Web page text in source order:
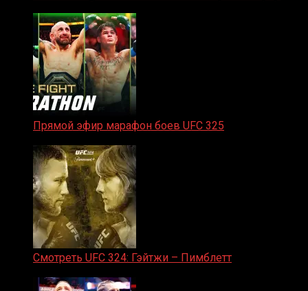
Прямой эфир марафон боев UFC 325
Смотреть UFC 324: Гэйтжи – Пимблетт